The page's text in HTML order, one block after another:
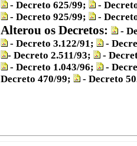
- Decreto 625/99;
-
- Decreto 925/99;
-
Alterou os Decretos:
-
- Decreto 3.122/91;
-
- Decreto 2.511/93;
-
- Decreto 1.043/96;
-
Decreto 470/99;
- Decreto